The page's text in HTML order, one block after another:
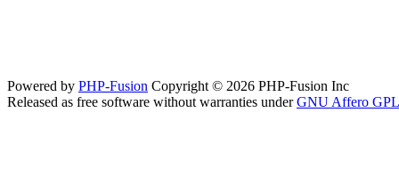
Powered by PHP-Fusion Copyright © 2026 PHP-Fusion Inc
Released as free software without warranties underGNU Affero GPL